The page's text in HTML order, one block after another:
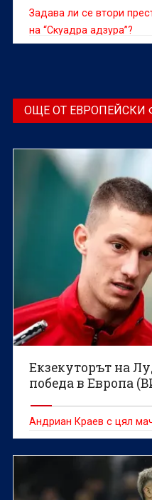
Задава ли се втори
на “Скуадра адзура”?
ОЩЕ ОТ ЕВРОПЕЙСКИ
Екзекуторът на
победа в Европа
Андриан Краев с цял